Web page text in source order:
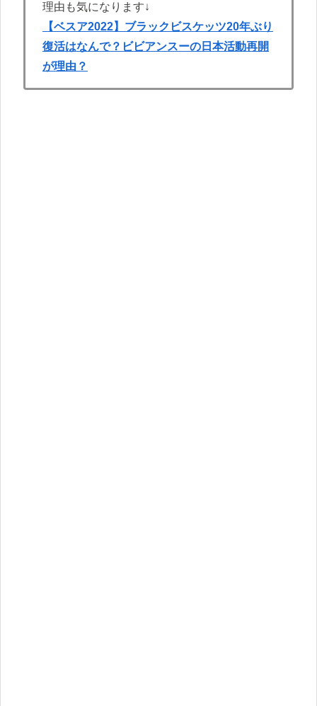
理由も気になります↓
【ベスア2022】ブラックビスケッツ20年ぶり
復活はなんで？ビビアンスーの日本活動再開
が理由？